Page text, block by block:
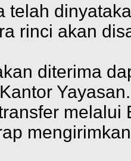
telah
rinci akan
diterima